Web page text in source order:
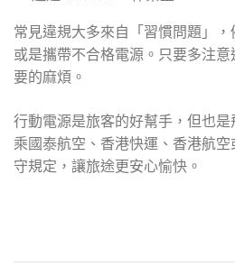
常見違規大多來自「習慣問題」，
或是攜帶不合格電源。只要多注
要的麻煩。
行動電源是旅客的好幫手，但也
乘國泰航空、香港快運、香港航
守規定，讓旅途更安心愉快。